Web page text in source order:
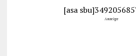
[asa
Anzeige